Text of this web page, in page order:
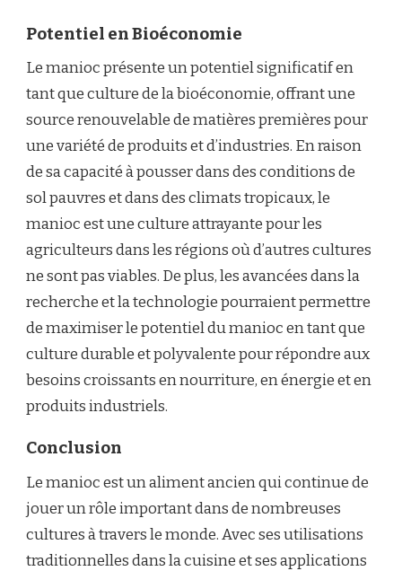
Potentiel en Bioéconomie
Le manioc présente un potentiel significatif en
tant que culture de la bioéconomie, offrant une
source renouvelable de matières premières pour
une variété de produits et d’industries. En raison
de sa capacité à pousser dans des conditions de
sol pauvres et dans des climats tropicaux, le
manioc est une culture attrayante pour les
agriculteurs dans les régions où d’autres cultures
ne sont pas viables. De plus, les avancées dans la
recherche et la technologie pourraient permettre
de maximiser le potentiel du manioc en tant que
culture durable et polyvalente pour répondre aux
besoins croissants en nourriture, en énergie et en
produits industriels.
Conclusion
Le manioc est un aliment ancien qui continue de
jouer un rôle important dans de nombreuses
cultures à travers le monde. Avec ses utilisations
traditionnelles dans la cuisine et ses applications